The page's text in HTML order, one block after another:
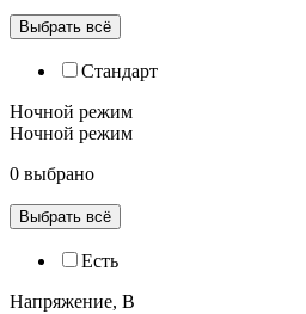
Выбрать всё
Cтандарт
Ночной режим
Ночной режим
0 выбрано
Выбрать всё
Есть
Напряжение, В